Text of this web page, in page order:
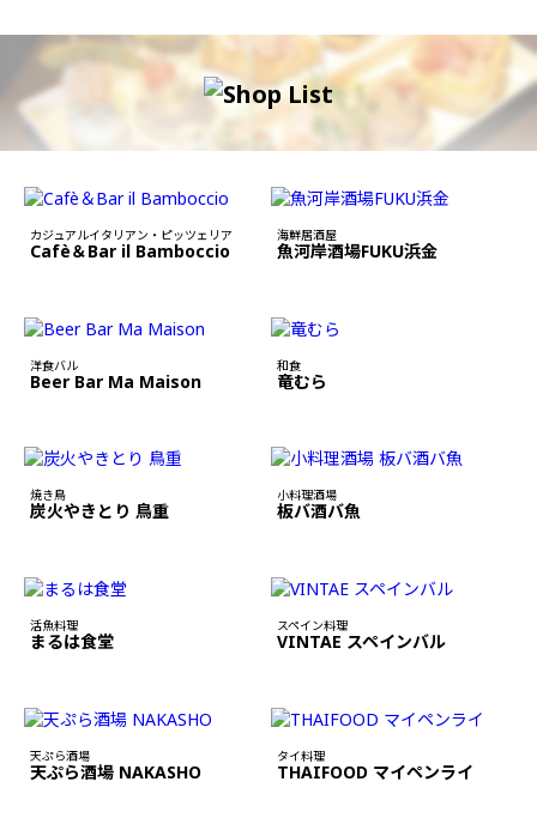
カジュアルイタリアン・ピッツェリア
Cafè＆Bar il Bamboccio
海鮮居酒屋
魚河岸酒場FUKU浜金
洋食バル
Beer Bar Ma Maison
和食
竜むら
焼き鳥
炭火やきとり 鳥重
小料理酒場
板バ酒バ魚
活魚料理
まるは食堂
スペイン料理
VINTAE スペインバル
天ぷら酒場
天ぷら酒場 NAKASHO
タイ料理
THAIFOOD マイペンライ